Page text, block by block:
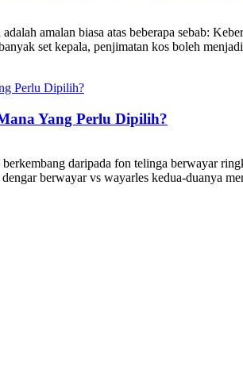
amalan biasa atas beberapa sebab:
set kepala, penjimatan kos boleh
Yang Perlu Dipilih?
daripada fon telinga berwayar
berwayar vs wayarles kedua-duanya